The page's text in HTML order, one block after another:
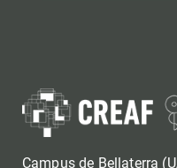
Campus de Bellaterra